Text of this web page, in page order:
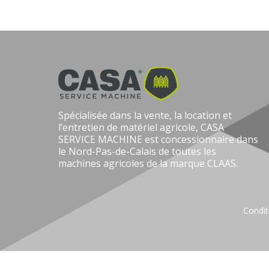
Spécialisée dans la vente, la location et
l’entretien de matériel agricole, CASA
SERVICE MACHINE est concessionnaire dans
le Nord-Pas-de-Calais de toutes les
machines agricoles de la marque CLAAS.